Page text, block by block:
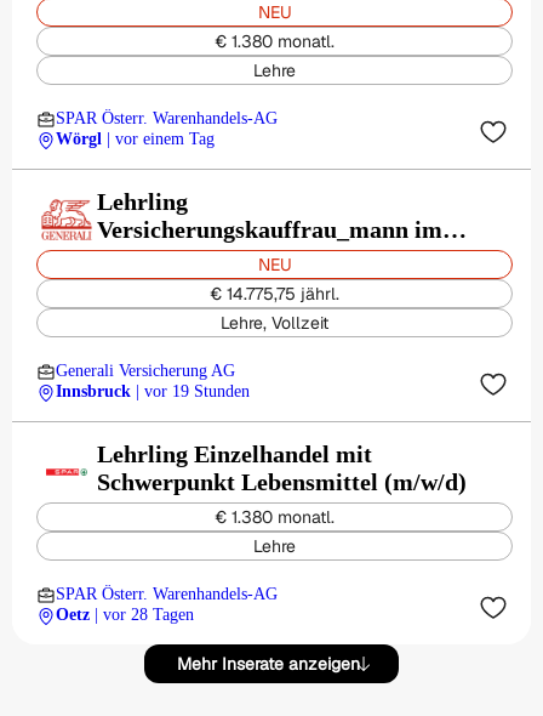
NEU
€ 1.380 monatl.
Lehre
SPAR Österr. Warenhandels-AG
Wörgl
| vor einem Tag
Lehrling
Versicherungskauffrau_mann im
Außendienst (w/m/d)
NEU
€ 14.775,75 jährl.
Lehre, Vollzeit
Generali Versicherung AG
Innsbruck
| vor 19 Stunden
Lehrling Einzelhandel mit
Schwerpunkt Lebensmittel (m/w/d)
€ 1.380 monatl.
Lehre
SPAR Österr. Warenhandels-AG
Oetz
| vor 28 Tagen
Mehr Inserate anzeigen